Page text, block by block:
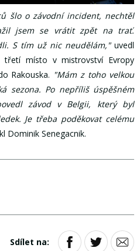
šlo o závodní incident, nechtěl
jsem se vrátit zpět na trať.
S tím už nic neudělám,"uvedl
třetí místo v mistrovství Evropy
Rakouska. "Mám z toho velkou
sezona. Po nepříliš úspěšném
závod v Belgii, který byl
Je třeba poděkovat celému
Dominik Senegacnik.
Sdílet na: